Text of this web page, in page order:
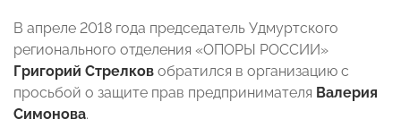
В апреле 2018 года председатель Удмуртского
регионального отделения «ОПОРЫ РОССИИ»
Григорий Стрелков обратился в организацию с
просьбой о защите прав предпринимателя Валерия
Симонова.